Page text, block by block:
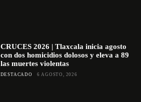
CRUCES 2026 | Tlaxcala inicia agosto
con dos homicidios dolosos y eleva a 89
las muertes violentas
DESTACADO 6 AGOSTO, 2026